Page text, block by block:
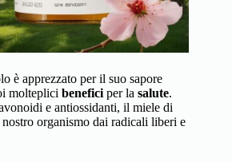
è apprezzato per il suo sapore
molteplici benefici per la salute.
e antiossidanti, il miele di
organismo dai radicali liberi e